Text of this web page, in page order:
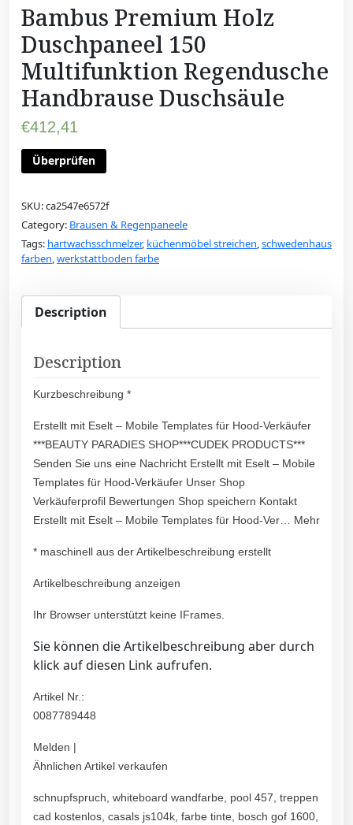
Bambus Premium Holz
Duschpaneel 150
Multifunktion Regendusche
Handbrause Duschsäule
€412,41
Überprüfen
SKU:ca2547e6572f
Category: Brausen & Regenpaneele
Tags: hartwachsschmelzer, küchenmöbel streichen,schwedenhaus
farben,werkstattboden farbe
Description
Description
Kurzbeschreibung *
Erstellt mit Eselt – Mobile Templates für Hood-Verkäufer
***BEAUTY PARADIES SHOP***CUDEK PRODUCTS***
Senden Sie uns eine Nachricht Erstellt mit Eselt – Mobile
Templates für Hood-Verkäufer Unser Shop
Verkäuferprofil Bewertungen Shop speichern Kontakt
Erstellt mit Eselt – Mobile Templates für Hood-Ver… Mehr
* maschinell aus der Artikelbeschreibung erstellt
Artikelbeschreibung anzeigen
Ihr Browser unterstützt keine IFrames.
Sie können die Artikelbeschreibung aber durch
klick auf diesen Link aufrufen.
Artikel Nr.:
0087789448
Melden |
Ähnlichen Artikel verkaufen
schnupfspruch, whiteboard wandfarbe, pool 457, treppen
cad kostenlos, casals js104k, farbe tinte, bosch gof 1600,